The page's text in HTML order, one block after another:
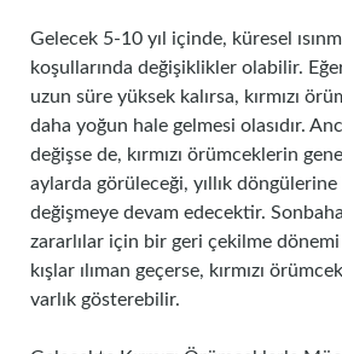
Gelecek 5-10 yıl içinde, küresel
koşullarında değişiklikler olabilir.
uzun süre yüksek kalırsa, kırmızı
daha yoğun hale gelmesi olasıdır.
değişse de, kırmızı örümceklerin
aylarda görüleceği, yıllık döngülerine
değişmeye devam edecektir.
zararlılar için bir geri çekilme
kışlar ılıman geçerse, kırmızı
varlık gösterebilir.